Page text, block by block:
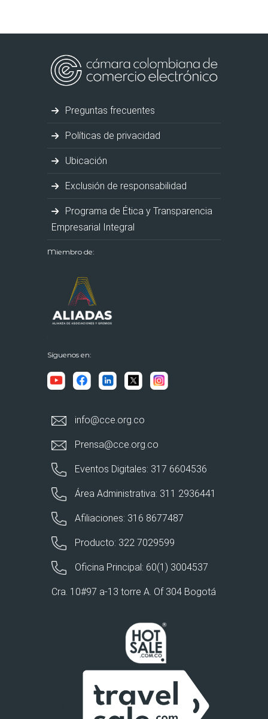
Preguntas frecuentes
Políticas de privacidad
Ubicación
Exclusión de responsabilidad
Programa de Ética y Transparencia
Empresarial Integral
Miembro de:
Síguenos en:
info@cce.org.co
Prensa@cce.org.co
Eventos Digitales: 317 6604536
Área Administrativa: 311 2936441
Afiliaciones: 316 8677487
Producto: 322 7029599
Oficina Principal: 60(1) 3004537
Cra. 10#97 a-13 torre A. Of 304 Bogotá